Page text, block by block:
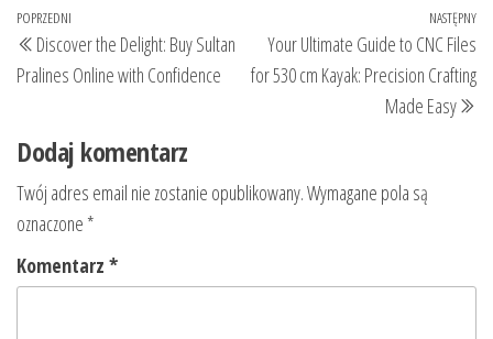
Nawigacja
wpisu
Poprzedni
wpis
POPRZEDNI
Discover the Delight: Buy Sultan
Pralines Online with Confidence
NASTĘPNY
Your Ultimate Guide to CNC Files
for 530 cm Kayak: Precision Crafting
Made Easy
Dodaj komentarz
Twój adres email nie zostanie opublikowany.Wymagane pola są
oznaczone *
Komentarz *